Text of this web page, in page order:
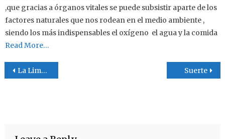
,que gracias a órganos vitales se puede subsistir aparte de los
factores naturales que nos rodean en el medio ambiente ,
siendo los más indispensables el oxígeno el agua y la comida
Read More…
Post navigation
La Limpieza Suerte